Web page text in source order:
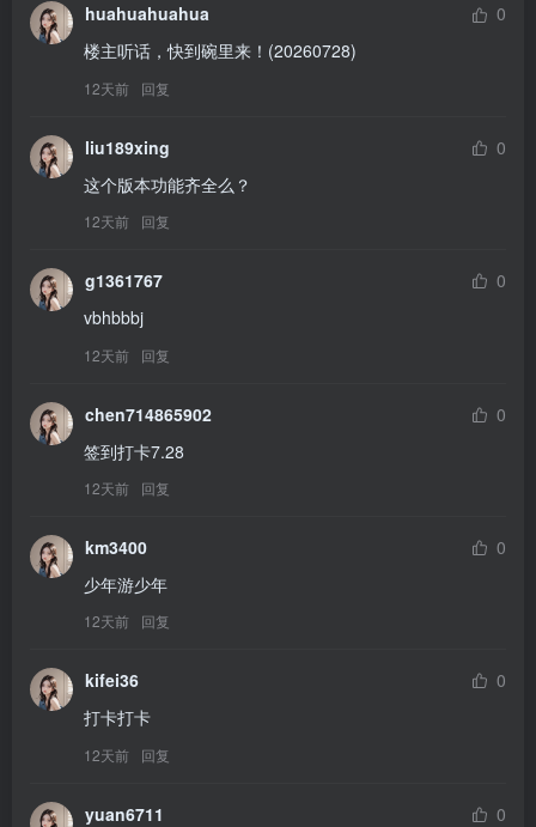
huahuahuahua
0
楼主听话，快到碗里来！(20260728)
12天前 回复
liu189xing
0
这个版本功能齐全么？
12天前 回复
g1361767
0
vbhbbbj
12天前 回复
chen714865902
0
签到打卡7.28
12天前 回复
km3400
0
少年游少年
12天前 回复
kifei36
0
打卡打卡
12天前 回复
yuan6711
0